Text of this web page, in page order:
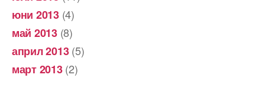
юни 2013(4)
май 2013(8)
април 2013(5)
март 2013(2)